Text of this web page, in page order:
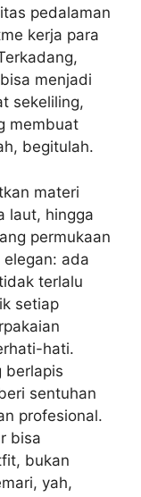
pedalaman
kerja para
menjadi
sekeliling,
membuat
begitulah.
materi
laut, hingga
permukaan
ada
terlalu
setiap
hati.
berlapis
sentuhan
profesional.
bisa
bukan
yah,